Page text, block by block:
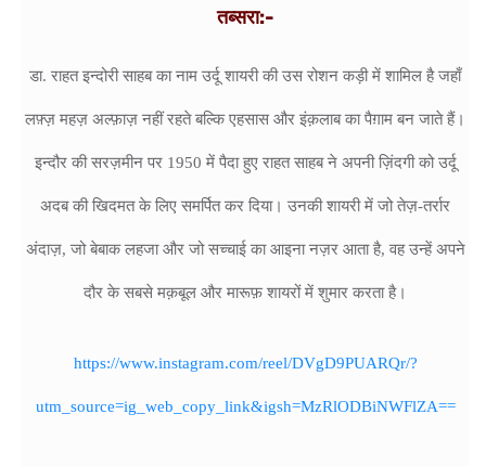
तब्सरा:-
डा. राहत इन्दोरी साहब का नाम उर्दू शायरी की उस रोशन कड़ी में शामिल है जहाँ
लफ़्ज़ महज़ अल्फ़ाज़ नहीं रहते बल्कि एहसास और इंक़लाब का पैग़ाम बन जाते हैं।
इन्दौर की सरज़मीन पर 1950 में पैदा हुए राहत साहब ने अपनी ज़िंदगी को उर्दू
अदब की खिदमत के लिए समर्पित कर दिया। उनकी शायरी में जो तेज़-तर्रार
अंदाज़, जो बेबाक लहजा और जो सच्चाई का आइना नज़र आता है, वह उन्हें अपने
दौर के सबसे मक़बूल और मारूफ़ शायरों में शुमार करता है।
https://www.instagram.com/reel/DVgD9PUARQr/?
utm_source=ig_web_copy_link&igsh=MzRlODBiNWFlZA==